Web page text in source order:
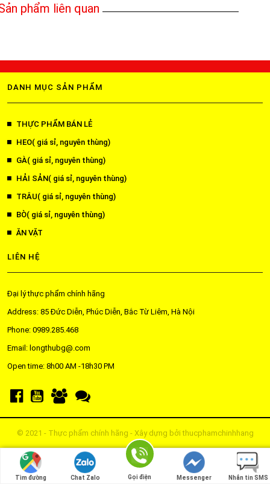
phẩm liên quan
DANH MỤC SẢN PHẨM
THỰC PHẨM BÁN LẺ
HEO( giá sỉ, nguyên thùng)
GÀ( giá sỉ, nguyên thùng)
HẢI SẢN( giá sỉ, nguyên thùng)
TRÂU( giá sỉ, nguyên thùng)
BÒ( giá sỉ, nguyên thùng)
ĂN VẶT
LIÊN HỆ
Đại lý thực phẩm chính hãng
Address: 85 Đức Diễn, Phúc Diễn, Bắc Từ Liêm, Hà Nội
Phone: 0989.285.468
Email: longthubg@.com
Open time: 8h00 AM -18h30 PM
© 2021 - Thực phẩm chính hãng - Xây dựng bởithucphamchinhhang
Tìm đường Chat Zalo Gọi điện Messenger Nhắn tin SMS